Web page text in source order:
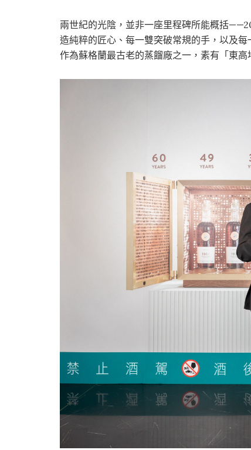
兩世紀的光陰，並非一座里程碑所能概括
造純粹的匠心、每一雙突破常規的手，以及
作為蘇格蘭最古老的蒸餾廠之一，素有「東高